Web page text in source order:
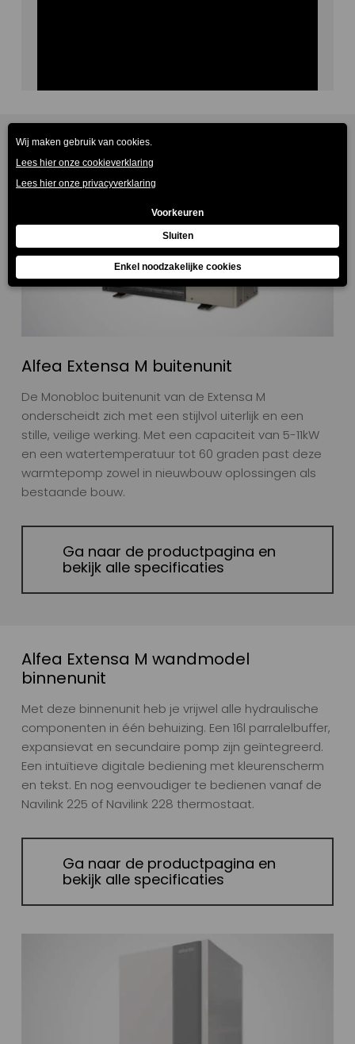
Alfea Extensa M buitenunit
De Monobloc buitenunit van de Extensa M
onderscheidt zich met een stijlvol uiterlijk en een
stille, veilige werking. Met een capaciteit van 5-11kW
en een watertemperatuur tot 60 graden past deze
warmtepomp zowel in nieuwbouw oplossingen als
bestaande bouw.
Ga naar de productpagina en
bekijk alle specificaties
Alfea Extensa M wandmodel
binnenunit
Met deze binnenunit heb je vrijwel alle hydraulische
componenten in één behuizing. Een 16l parralelbuffer,
expansievat en secundaire pomp zijn geïntegreerd.
Een intuïtieve digitale bediening met kleurenscherm
en tekst. En nog eenvoudiger te bedienen vanaf de
Navilink 225 of Navilink 228 thermostaat.
Ga naar de productpagina en
bekijk alle specificaties